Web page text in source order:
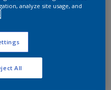
analyze site usage, and
All